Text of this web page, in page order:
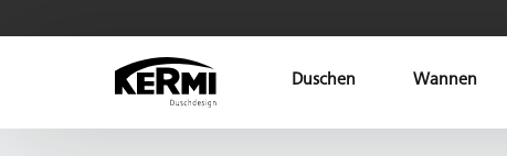
Duschen Wannen